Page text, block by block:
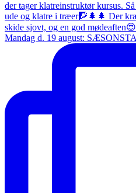
Mandag d. 19 august: